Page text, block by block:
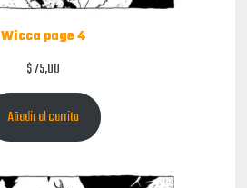
Wicca page 4
$75,00
Añadir al carrito